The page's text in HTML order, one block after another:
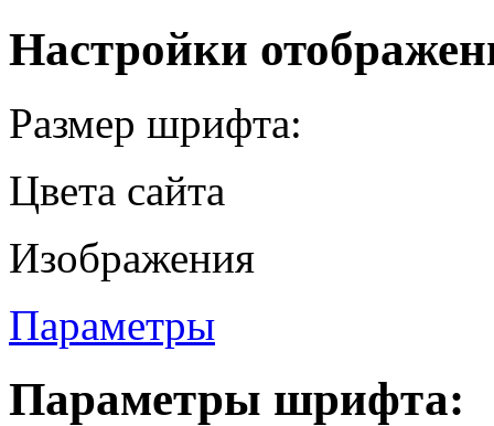
Настройки
Размер шрифта:
Цвета сайта
Изображения
Параметры
Параметры шрифта: